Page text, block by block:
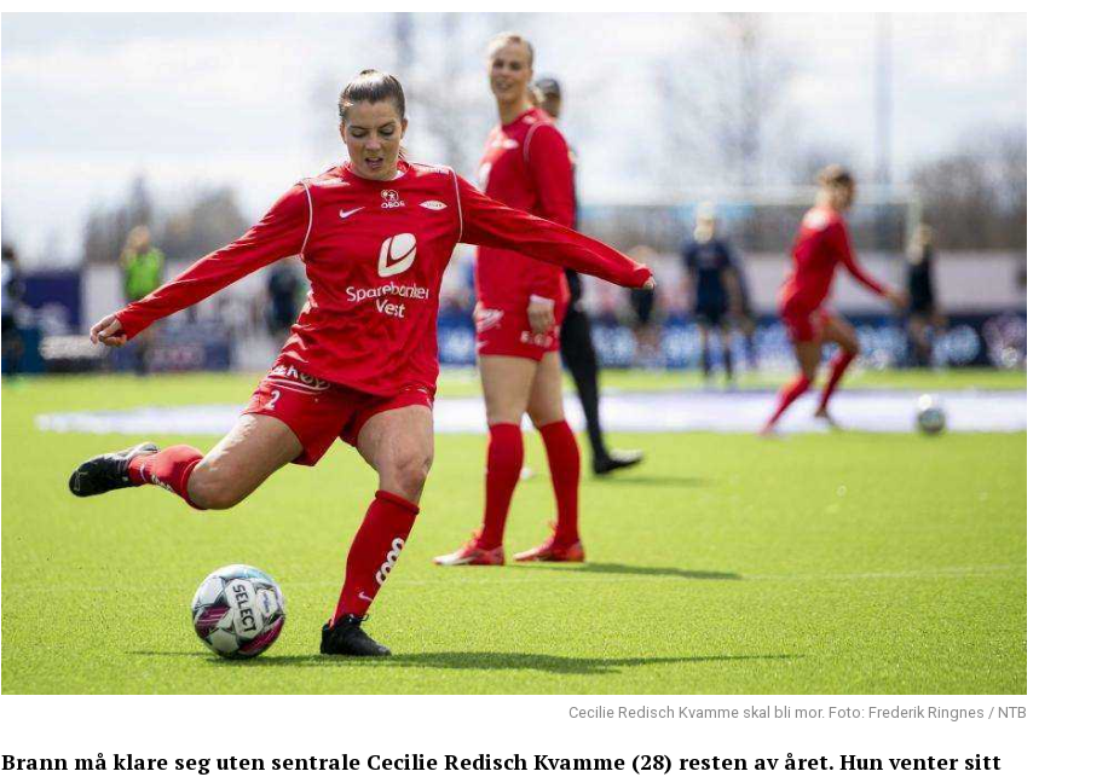
Cecilie Redisch Kvamme skal bli mor. Foto: Frederik Ringnes / NTB
Brann må klare seg uten sentrale Cecilie Redisch Kvamme (28) resten av året. Hun venter sitt